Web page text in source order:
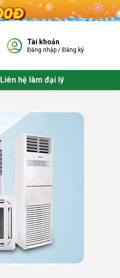
Tài khoản
Đăng nhập / Đăng ký
Liên hệ làm đại lý